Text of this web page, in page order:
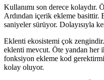
Kullanımı son derece
Ardından içerik ekleme basittir.
saniyeler sürüyor. Dolayısıyla
Eklenti ekosistemi çok
eklenti mevcut. Öte yandan her
fonksiyon ekleme kod
kolay oluyor.